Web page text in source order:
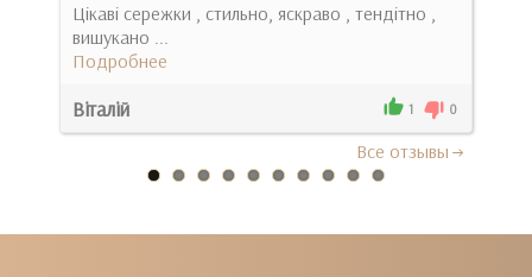
Цікаві сережки , стильно, яскраво , тендітно ,
вишукано ...
Подробнее
Віталій 1 0
Все отзывы